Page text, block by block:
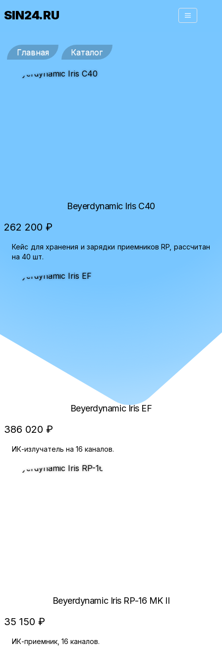
SIN24.RU
Главная Каталог
Beyerdynamic Iris C40
262 200 ₽
Кейс для хранения и зарядки приемников RP, рассчитан
на 40 шт.
Beyerdynamic Iris EF
386 020 ₽
ИК-излучатель на 16 каналов.
Beyerdynamic Iris RP-16 MK II
35 150 ₽
ИК-приемник, 16 каналов.